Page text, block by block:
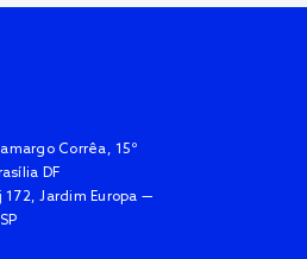
Corrêa, 15º
DF
172, Jardim Europa —